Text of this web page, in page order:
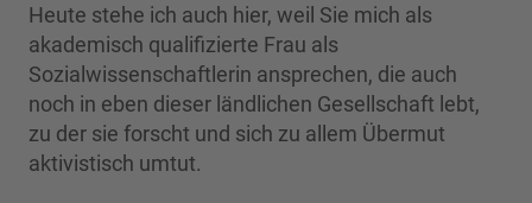
Heute stehe ich auch hier, weil Sie mich als
akademisch qualifizierte Frau als
Sozialwissenschaftlerin ansprechen, die auch
noch in eben dieser ländlichen Gesellschaft lebt,
zu der sie forscht und sich zu allem Übermut
aktivistisch umtut.